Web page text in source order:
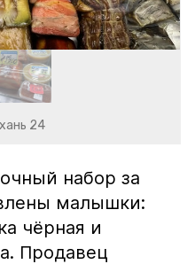
24
набор за
малышки:
чёрная и
Продавец